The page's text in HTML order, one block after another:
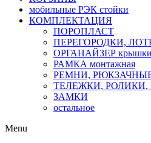
мобильные РЭК стойки
КОМПЛЕКТАЦИЯ
ПОРОПЛАСТ
ПЕРЕГОРОДКИ,
ОРГАНАЙЗЕР крышки
РАМКА монтажная
РЕМНИ, РЮКЗАЧНЫЕ
ТЕЛЕЖКИ,
ЗАМКИ
остальное
Menu